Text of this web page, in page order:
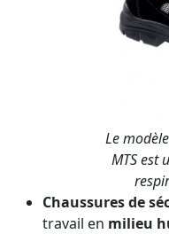
Le
MTS est
Chaussures de
travail en milieu